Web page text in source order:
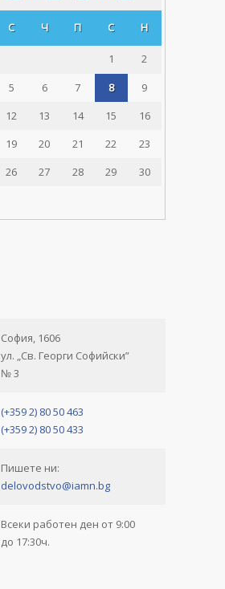
С Ч П С Н
1
2
5 6 7 8
9
12 13 14 15
16
19 20 21 22
23
26 27 28 29
30
София, 1606
ул. „Св. Георги Софийски”
№ 3
(+359 2) 80 50 463
(+359 2) 80 50 433
Пишете ни:
delovodstvo@iamn.bg
Всеки работен ден от 9:00
до 17:30ч.